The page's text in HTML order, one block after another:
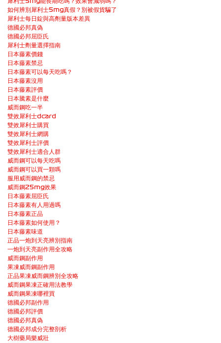
如何辨別犀利士5mg真假？別被假貨騙了
犀利士每日錠與高劑量版本差異
德國必邦真偽
德國必邦屈臣氏
犀利士劑量選擇指南
日本藤素價錢
日本藤素禁忌
日本藤素可以每天吃嗎？
日本藤素沒用
日本藤素評價
日本騰素是什麼
威而鋼吃一半
雙效犀利士dcard
雙效犀利士購買
雙效犀利士網購
雙效犀利士評價
雙效犀利士適合人群
威而鋼可以每天吃嗎
威而鋼可以買一顆嗎
服用威而鋼的禁忌
威而鋼25mg效果
日本藤素屈臣氏
日本藤素有人用過嗎
日本藤素正品
日本藤素如何使用？
日本藤素味道
正品一炮到天亮辨別指南
一炮到天亮副作用全攻略
威而鋼副作用
果凍威而鋼副作用
正品果凍威而鋼辨別全攻略
威而鋼果凍正確用法教學
威而鋼果凍哪裡買
德國必邦副作用
德國必邦評價
德國必邦真偽
德國必邦成分完整剖析
大樹藥局樂威壯